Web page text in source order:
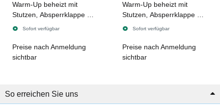
Warm-Up beheizt mit
Stutzen, Absperrklappe mit
Bowdenzug,
integriertem
Insektenschutzgitter, Ø 80 /
Sofort verfügbar
Preise nach Anmeldung
sichtbar
Warm-Up beheizt mit
Stutzen, Absperrklappe mit
Vierkantanschluss 8 x 8
mit integriertem
Insektenschutzgitter, Ø 150
Sofort verfügbar
Preise nach Anmeldung
sichtbar
So erreichen Sie uns